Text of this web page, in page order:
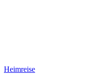
Heimreise